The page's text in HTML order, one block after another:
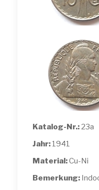
Katalog-Nr.: 23a
Jahr: 1941
Material:Cu-Ni
Bemerkung: